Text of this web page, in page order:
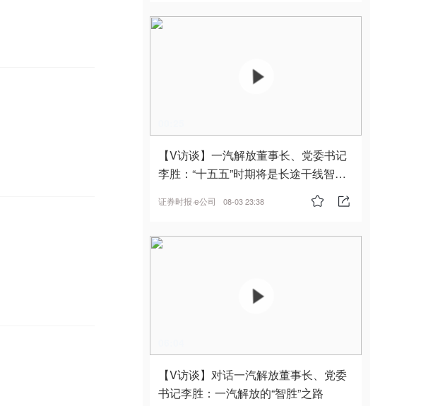
【V访谈】一汽解放董事长、党委书记
李胜：“十五五”时期将是长途干线智能
证券时报·e公司 08-03 23:38
【V访谈】对话一汽解放董事长、党委
书记李胜：一汽解放的“智胜”之路